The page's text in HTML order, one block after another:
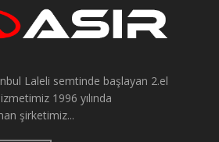
Laleli semtinde başlayan 2.el
1996 yılında
şirketimiz...